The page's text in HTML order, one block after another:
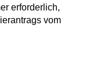
erforderlich,
vom